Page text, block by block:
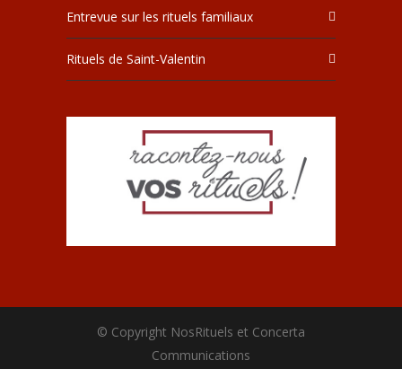
Entrevue sur les rituels familiaux
Rituels de Saint-Valentin
© Copyright NosRituels et Concerta
Communications